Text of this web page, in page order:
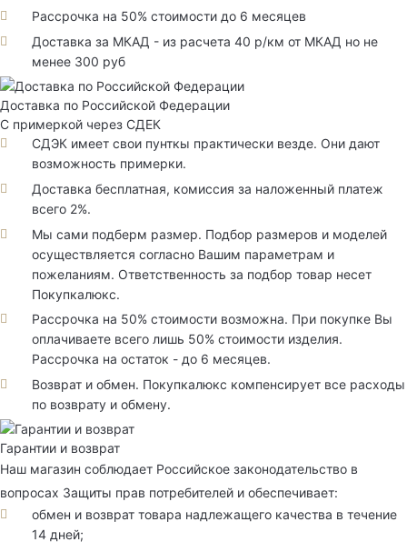
Рассрочка на 50% стоимости до 6 месяцев
Доставка за МКАД - из расчета 40 р/км от МКАД но не
менее 300 руб
Доставка по Российской Федерации
С примеркой через СДЕК
СДЭК имеет свои пунткы практически везде. Они дают
возможность примерки.
Доставка бесплатная, комиссия за наложенный платеж
всего 2%.
Мы сами подберм размер. Подбор размеров и моделей
осуществляется согласно Вашим параметрам и
пожеланиям. Ответственность за подбор товар несет
Покупкалюкс.
Рассрочка на 50% стоимости возможна. При покупке Вы
оплачиваете всего лишь 50% стоимости изделия.
Рассрочка на остаток - до 6 месяцев.
Возврат и обмен. Покупкалюкс компенсирует все расходы
по возврату и обмену.
Гарантии и возврат
Наш магазин соблюдает Российское законодательство в
вопросах Защиты прав потребителей и обеспечивает:
обмен и возврат товара надлежащего качества в течение
14 дней;